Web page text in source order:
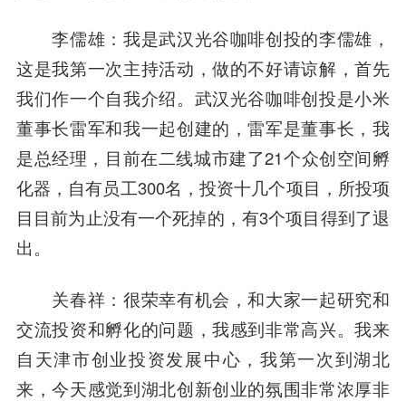
李儒雄 ：我是武汉光谷咖啡创投的李儒雄，
这是我第一次主持活动，做的不好请谅解，首先
我们作一个自我介绍。武汉光谷咖啡创投是小米
董事长雷军和我一起创建的，雷军是董事长，我
是总经理，目前在二线城市建了21个众创空间孵
化器，自有员工300名，投资十几个项目，所投项
目目前为止没有一个死掉的，有3个项目得到了退
出。
关春祥 ：很荣幸有机会，和大家一起研究和
交流投资和孵化的问题，我感到非常高兴。我来
自天津市创业投资发展中心，我第一次到湖北
来，今天感觉到湖北创新创业的氛围非常浓厚非